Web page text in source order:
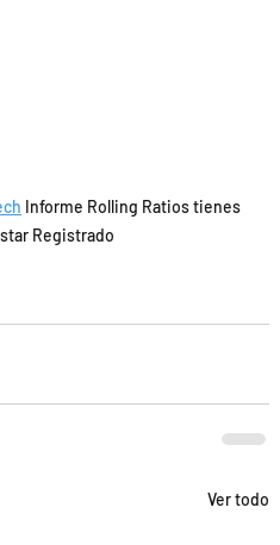
Informe Rolling Ratios tienes
Registrado
Ver todo